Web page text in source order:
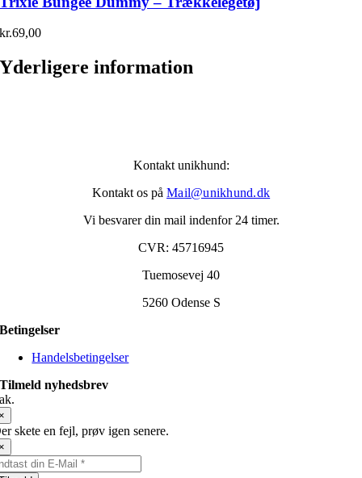
kr.69,00
Yderligere information
Kontakt unikhund:
Kontakt os på Mail@unikhund.dk
Vi besvarer din mail indenfor 24 timer.
CVR: 45716945
Tuemosevej 40
5260 Odense S
Betingelser
Handelsbetingelser
Tilmeld nyhedsbrev
skete en fejl, prøv igen senere.